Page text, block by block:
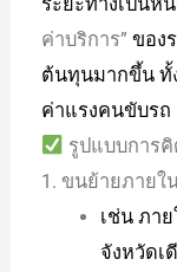
ค่าบริการ” ของ
ต้นทุนมากขึ้น ทั้
ค่าแรงคนขับรถ
รูปแบบการ
1. ขนย้ายภายใ
เช่น ภา
จังหวัดเ